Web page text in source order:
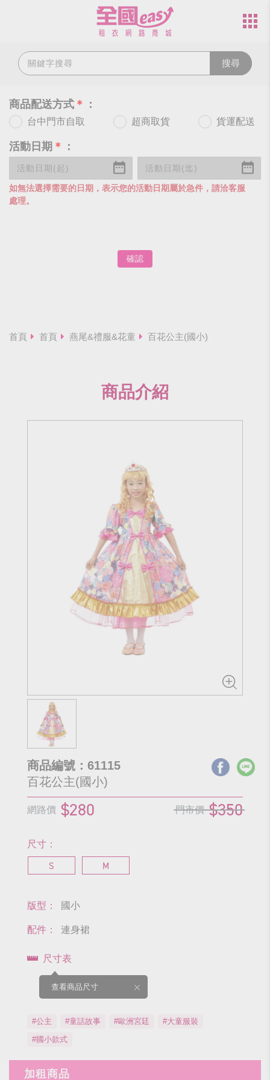
搜尋
商品配送方式 ＊ ：
台中門市自取 超商取貨 貨運配送
活動日期 ＊ ：
如無法選擇需要的日期，表示您的活動日期屬於急件，請洽客服
處理。
確認
首頁 首頁 燕尾&禮服&花童 百花公主(國小)
商品介紹
商品編號：61115
百花公主(國小)
網路價 $280 門市價 $350
尺寸：
S M
版型： 國小
配件： 連身裙
尺寸表
查看商品尺寸
#公主 #童話故事 #歐洲宮廷
#大童服裝
#國小款式
加租商品